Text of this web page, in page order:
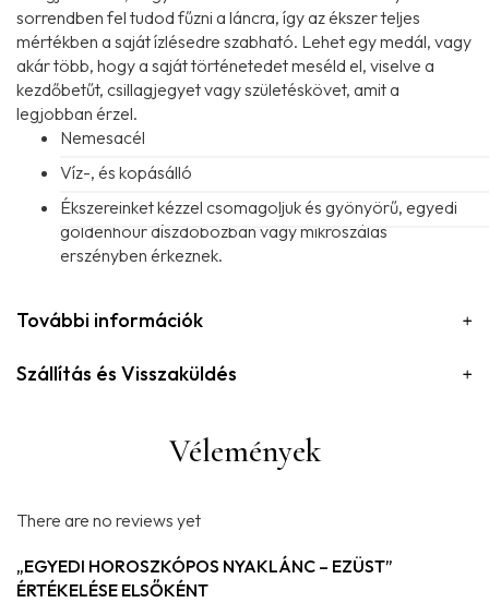
sorrendben fel tudod fűzni a láncra, így az ékszer teljes
mértékben a saját ízlésedre szabható. Lehet egy medál, vagy
akár több, hogy a saját történetedet meséld el, viselve a
kezdőbetűt, csillagjegyet vagy születéskövet, amit a
legjobban érzel.
Nemesacél
Víz-, és kopásálló
Ékszereinket kézzel csomagoljuk és gyönyörű, egyedi
goldenhour díszdobozban vagy mikroszálas
erszényben érkeznek.
További információk
Szállítás és Visszaküldés
Vélemények
There are no reviews yet
„EGYEDI HOROSZKÓPOS NYAKLÁNC – EZÜST”
ÉRTÉKELÉSE ELSŐKÉNT